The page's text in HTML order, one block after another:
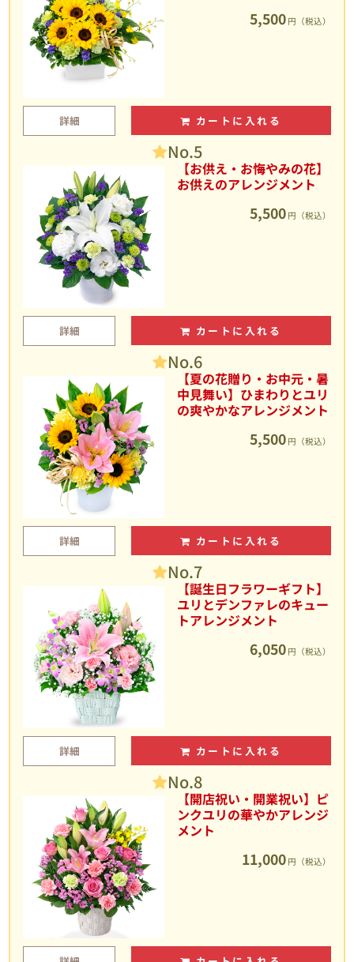
5,500 円（税込）
詳細 カートに入れる
No.5
【お供え・お悔やみの花】
お供えのアレンジメント
5,500 円（税込）
詳細 カートに入れる
No.6
【夏の花贈り・お中元・暑
中見舞い】ひまわりとユリ
の爽やかなアレンジメント
5,500 円（税込）
詳細 カートに入れる
No.7
【誕生日フラワーギフト】
ユリとデンファレのキュー
トアレンジメント
6,050 円（税込）
詳細 カートに入れる
No.8
【開店祝い・開業祝い】ピ
ンクユリの華やかアレンジ
メント
11,000 円（税込）